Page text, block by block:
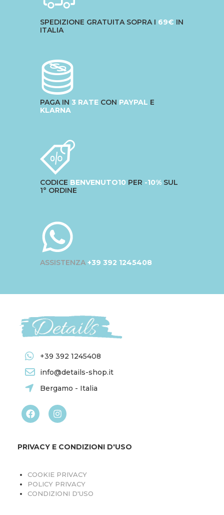
SPEDIZIONE GRATUITA SOPRA I 69€ IN
ITALIA
PAGA IN 3 RATE CON PAYPAL E
KLARNA
CODICE BENVENUTO10 PER -10% SUL
1° ORDINE
ASSISTENZA +39 392 1245408
+39 392 1245408
info@details-shop.it
Bergamo - Italia
PRIVACY E CONDIZIONI D'USO
COOKIE PRIVACY
POLICY PRIVACY
CONDIZIONI D'USO